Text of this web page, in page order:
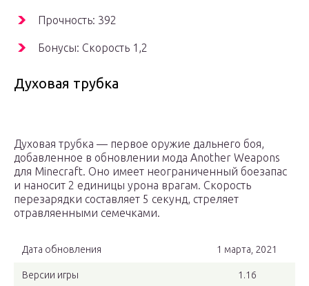
Прочность: 392
Бонусы: Скорость 1,2
Духовая трубка
Духовая трубка — первое оружие дальнего боя,
добавленное в обновлении мода Another Weapons
для Minecraft. Оно имеет неограниченный боезапас
и наносит 2 единицы урона врагам. Скорость
перезарядки составляет 5 секунд, стреляет
отравляенными семечками.
Дата обновления 1 марта, 2021
Версии игры 1.16